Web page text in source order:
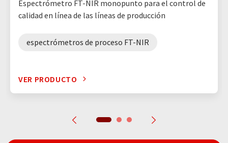
Espectrómetro FT-NIR monopunto para el control de
calidad en línea de las líneas de producción
espectrómetros de proceso FT-NIR
VER PRODUCTO